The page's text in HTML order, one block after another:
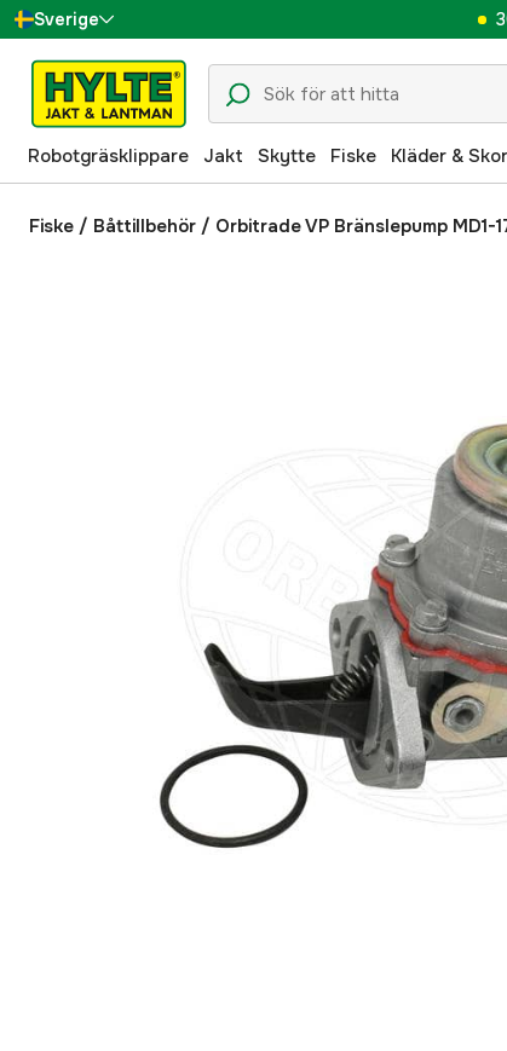
Sverige
Danmark
Suomi
Norge
Deutschland
Robotgräsklippare Jakt Skytte Fiske Kläder & Skor
Fiske / Båttillbehör / Orbitrade VP Bränslepump MD1-